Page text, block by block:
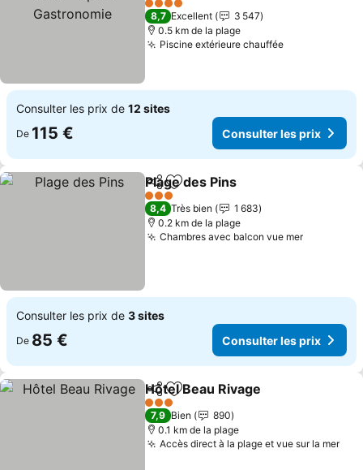
4 Étoiles
8,7 Excellent
3 547
0.5 km de la plage
Piscine extérieure chauffée
Consulter les prix de 12 sites
De 115 € Consulter les prix
PartagerAjouter à mes favoris
Plage des Pins
3 Étoiles
8,4 Très bien
1 683
0.2 km de la plage
Chambres avec balcon vue mer
Consulter les prix de 3 sites
De 85 € Consulter les prix
PartagerAjouter à mes favoris
Hôtel Beau Rivage
3 Étoiles
7,9 Bien
890
0.1 km de la plage
Accès direct à la plage et vue sur la mer